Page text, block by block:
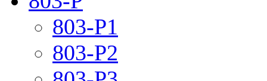
803-P1
803-P2